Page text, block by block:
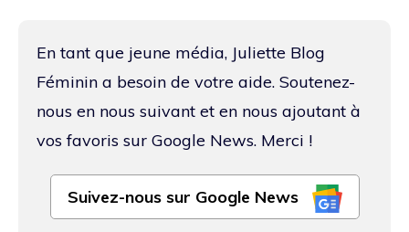
En tant que jeune média, Juliette Blog
Féminin a besoin de votre aide. Soutenez-
nous en nous suivant et en nous ajoutant à
vos favoris sur Google News. Merci !
Suivez-nous sur Google News